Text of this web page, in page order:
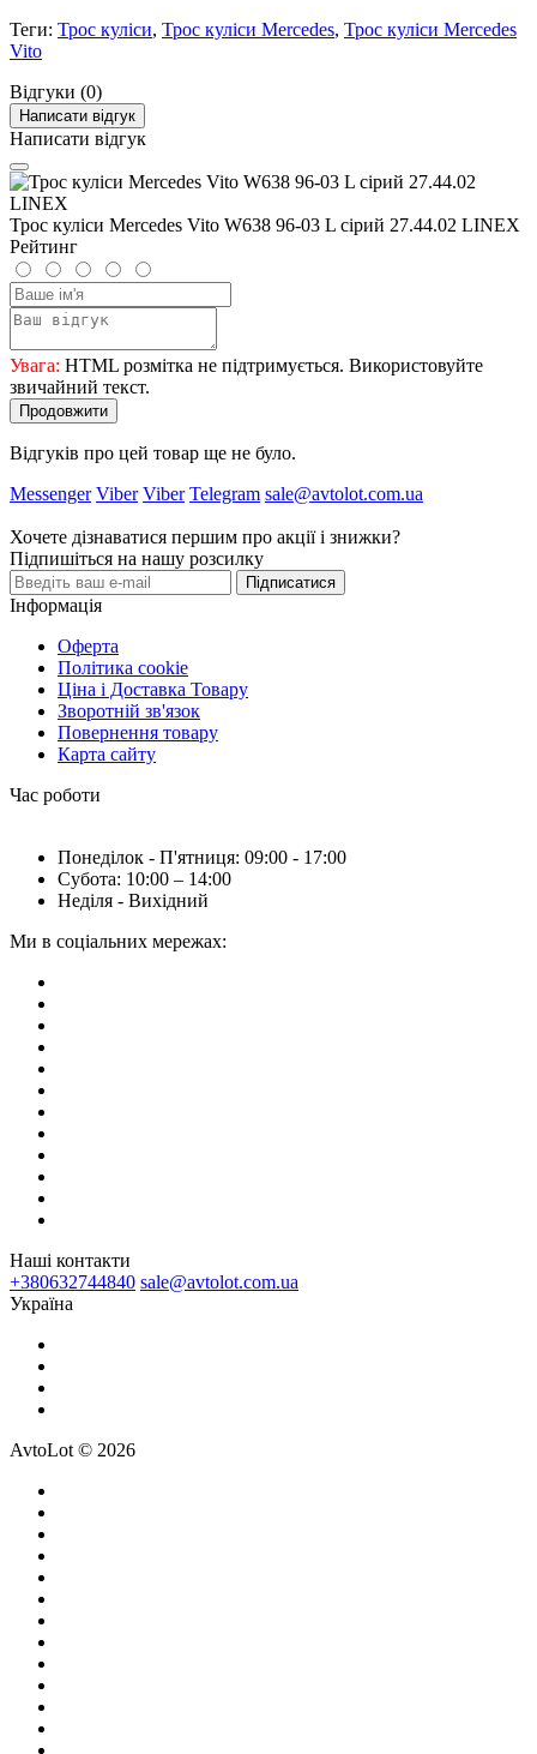
Теги: Трос куліси, Трос куліси Mercedes, Трос куліси Mercedes
Vito
Відгуки (0)
Написати відгук
Написати відгук
Трос куліси Mercedes Vito W638 96-03 L сірий 27.44.02 LINEX
Рейтинг
Увага: HTML розмітка не підтримується. Використовуйте
звичайний текст.
Продовжити
Відгуків про цей товар ще не було.
Messenger Viber Viber Telegram sale@avtolot.com.ua
Хочете дізнаватися першим про акції і знижки?
Підпишіться на нашу розсилку
Підписатися
Інформація
Оферта
Політика cookie
Ціна і Доставка Товару
Зворотній зв'язок
Повернення товару
Карта сайту
Час роботи
Понеділок - П'ятниця: 09:00 - 17:00
Субота: 10:00 – 14:00
Неділя - Вихідний
Ми в соціальних мережах:
Наші контакти
+380632744840 sale@avtolot.com.ua
Українa
AvtoLot © 2026